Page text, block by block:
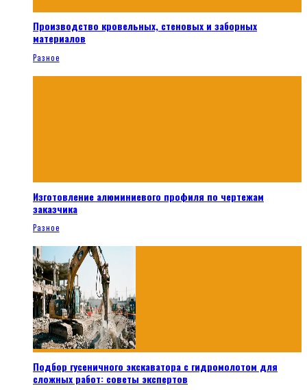
Производство кровельных, стеновых и заборных
материалов
Разное
Изготовление алюминиевого профиля по чертежам
заказчика
Разное
Подбор гусеничного экскаватора с гидромолотом для
сложных работ: советы экспертов